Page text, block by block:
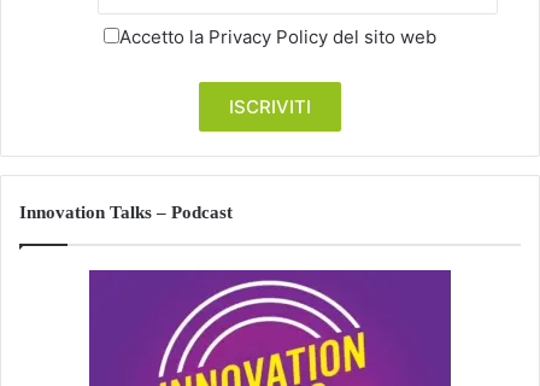
Accetto la Privacy Policy del sito web
Innovation Talks – Podcast